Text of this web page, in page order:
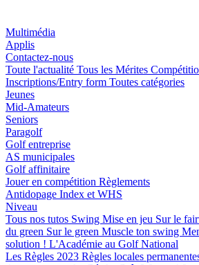
Multimédia
Applis
Contactez-nous
Toute l'actualité Tous les Mérites
Inscriptions/Entry form Toutes catégories
Jeunes
Mid-Amateurs
Seniors
Paragolf
Golf entreprise
AS municipales
Golf affinitaire
Jouer en compétition Règlements
Antidopage Index et WHS
Niveau
Tous nos tutos Swing Mise en jeu Sur le
du green Sur le green Muscle ton swing
solution ! L'Académie au Golf National
Les Règles 2023 Règles locales